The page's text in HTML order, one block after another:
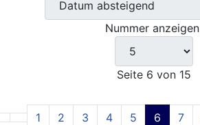
Nummer anzeigen
Seite 6 von 15
1 2 3 4 5 6 7